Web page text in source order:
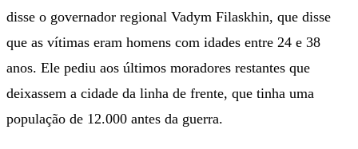
disse o governador regional Vadym Filaskhin, que disse
que as vítimas eram homens com idades entre 24 e 38
anos. Ele pediu aos últimos moradores restantes que
deixassem a cidade da linha de frente, que tinha uma
população de 12.000 antes da guerra.